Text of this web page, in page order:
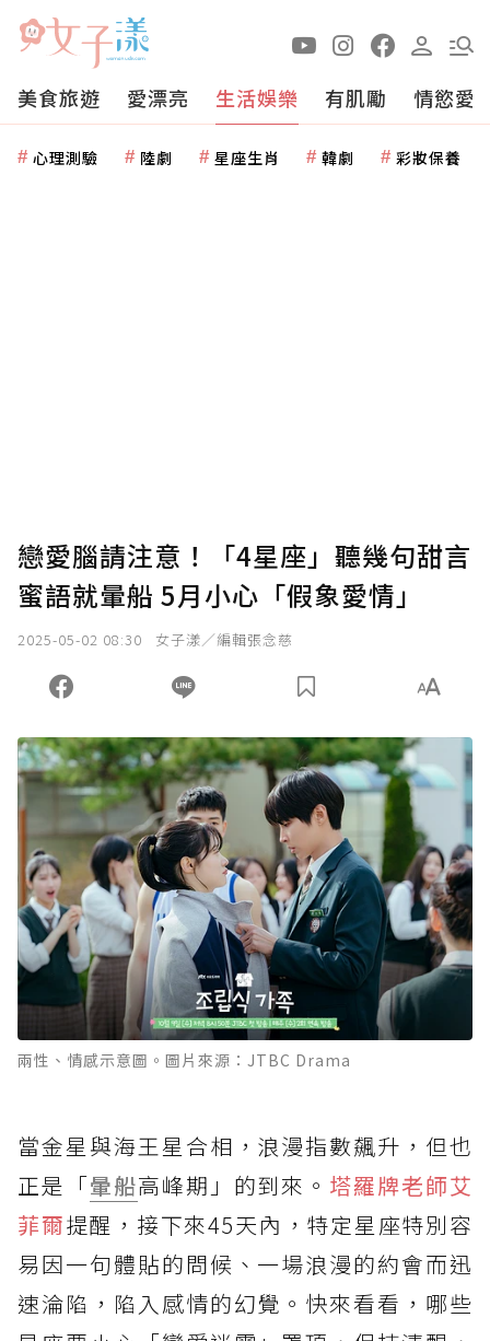
美食旅遊 愛漂亮 生活娛樂 有肌勵 情慾愛
心理測驗 陸劇 星座生肖 韓劇 彩妝保養
戀愛腦請注意！「4星座」聽幾句甜言
蜜語就暈船 5月小心「假象愛情」
2025-05-02 08:30 女子漾／編輯張念慈
兩性、情感示意圖。圖片來源：JTBC Drama
當金星與海王星合相，浪漫指數飆升，但也
正是「暈船高峰期」的到來。 塔羅牌老師艾
菲爾提醒，接下來45天內，特定星座特別容
易因一句體貼的問候、一場浪漫的約會而迅
速淪陷，陷入感情的幻覺。快來看看，哪些